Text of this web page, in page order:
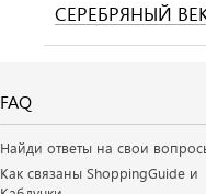
СЕРЕБРЯНЫЙ
FAQ
Найди ответы на свои
Как связаны ShoppingGuide и